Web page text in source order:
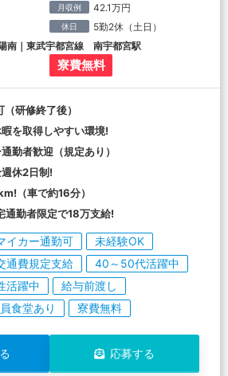
月収例 42.1万円
休日 5勤2休（土日）
南｜東武宇都宮線 南宇都宮駅
寮費無料
研修終了後）
を取得しやすい環境!
勤者歓迎（規定あり）
休2日制!
（車で約16分）
通勤者限定で18万支給!
イカー通勤可
未経験OK
通費規定支給
40～50代活躍中
活躍中
給与前渡し
食堂あり 寮費無料
応募する